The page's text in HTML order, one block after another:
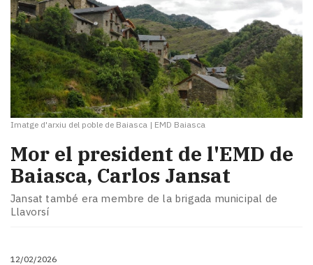
més
llegit...
Editorial
Imatge d'arxiu del poble de Baiasca | EMD Baiasca
Mor el president de l'EMD de
Baiasca, Carlos Jansat
Jansat també era membre de la brigada municipal de
Llavorsí
12/02/2026